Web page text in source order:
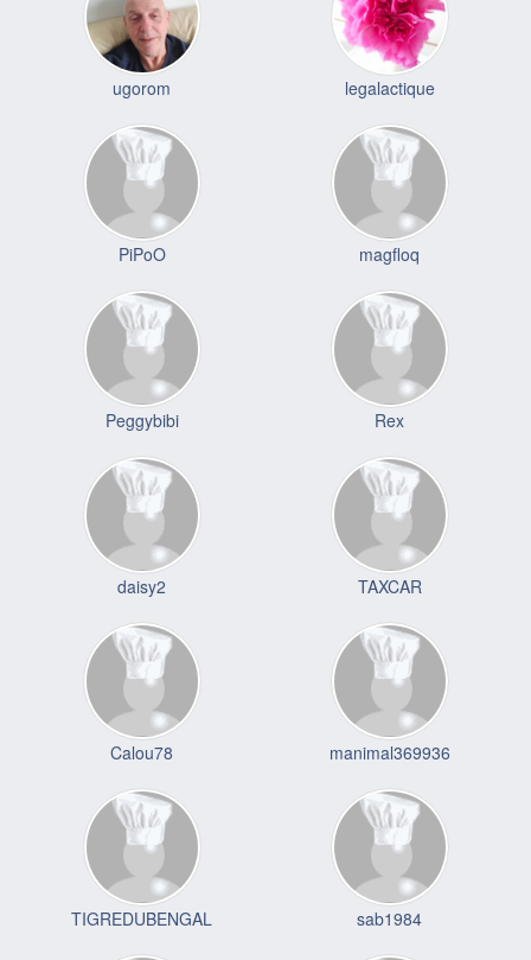
ugorom legalactique
PiPoO magfloq
Peggybibi Rex
daisy2 TAXCAR
Calou78 manimal369936
TIGREDUBENGAL sab1984